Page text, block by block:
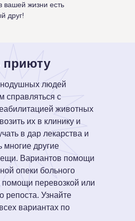
вашей жизни есть
друг!
людей
справляться с
животных
их в клинику и
в дар лекарства и
многие другие
Вариантов помощи
опеки больного
помощи перевозкой или
репоста. Узнайте
вариантах по